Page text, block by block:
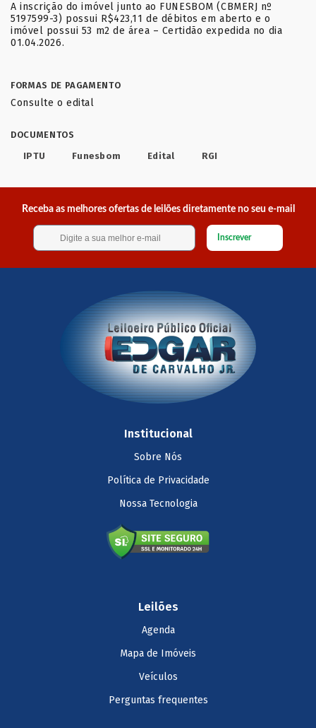
A inscrição do imóvel junto ao FUNESBOM (CBMERJ nº
5197599-3) possui R$423,11 de débitos em aberto e o
imóvel possui 53 m2 de área – Certidão expedida no dia
01.04.2026.
FORMAS DE PAGAMENTO
Consulte o edital
DOCUMENTOS
IPTU
Funesbom Edital RGI
Receba as melhores ofertas de leilões diretamente no seu e-mail
Inscrever
Institucional
Sobre Nós
Política de Privacidade
Nossa Tecnologia
Leilões
Agenda
Mapa de Imóveis
Veículos
Perguntas frequentes